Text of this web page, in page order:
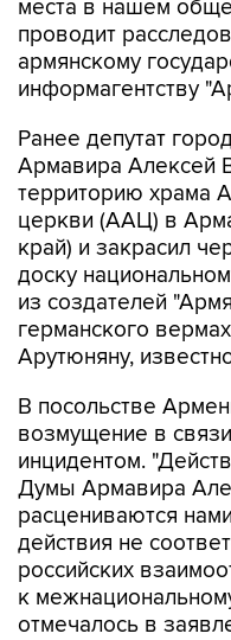
места в нашем
проводит
армянскому
информагентству
Ранее депутат
Армавира Алексей
территорию храма
церкви (ААЦ) в
край) и закрасил
доску
из создателей
германского
Арутюняну,
В посольстве
возмущение в
инцидентом.
Думы Армавира
расцениваются
действия не
российских
к
отмечалось в